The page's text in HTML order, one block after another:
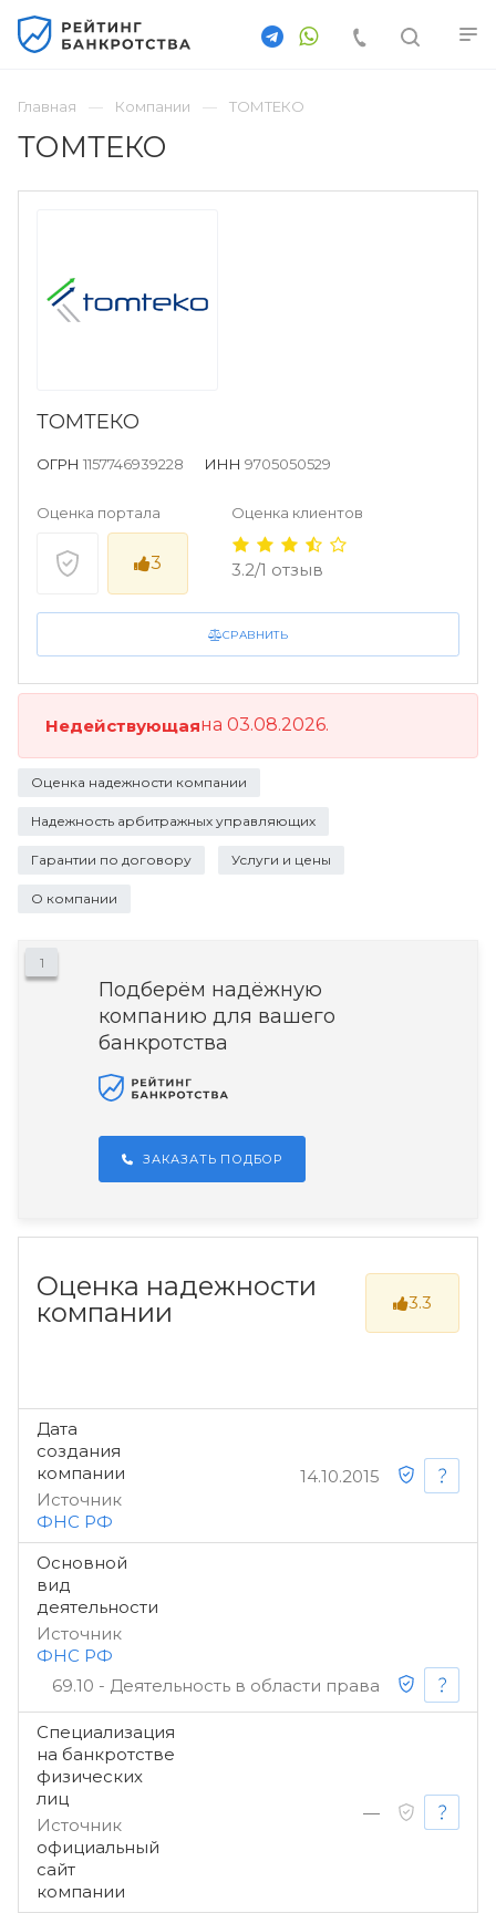
Главная Компании ТОМТЕКО
ТОМТЕКО
СРАВНИТЬ
ТОМТЕКО
ОГРН 1157746939228 ИНН 9705050529
Оценка портала
3
Оценка клиентов
3.2/1 отзыв
Недействующаяна 03.08.2026.
Оценка надежности компании
Надежность арбитражных управляющих
Гарантии по договору Услуги и цены
О компании
1
Подберём надёжную
компанию для вашего
банкротства
ЗАКАЗАТЬ ПОДБОР
Оценка надежности
компании
3.3
Дата
создания
компании
Источник
ФНС РФ
14.10.2015
Основной
вид
деятельности
Источник
ФНС РФ
69.10 - Деятельность в области права
Специализация
на банкротстве
физических
лиц
Источник
официальный
сайт
компании
—